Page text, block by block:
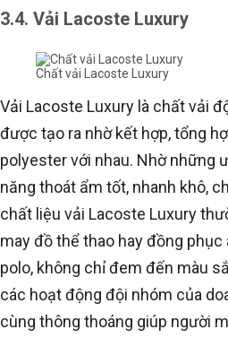
3.4. Vải Lacoste Luxury
Chất vải Lacoste Luxury
Vải Lacoste Luxury là chất vải
được tạo ra nhờ kết hợp, tổng
polyester với nhau. Nhờ những
năng thoát ẩm tốt, nhanh khô,
chất liệu vải Lacoste Luxury
may đồ thể thao hay đồng phục
polo, không chỉ đem đến màu
các hoạt động đội nhóm của
cùng thông thoáng giúp người